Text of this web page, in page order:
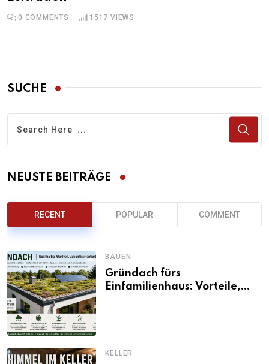
0 COMMENTS 1517 VIEWS
SUCHE
NEUSTE BEITRÄGE
RECENT POPULAR COMMENT
BAUEN
Gründach fürs
Einfamilienhaus: Vorteile,
KELLER